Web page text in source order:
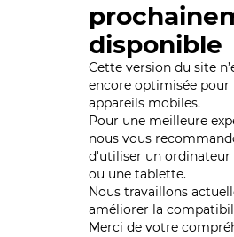
disponible
Cette version du site
encore optimisée pour
appareils mobiles.
Pour une meilleure
nous vous
d'utiliser un ordinateur
ou une tablette.
Nous travaillons
améliorer la
Merci de votre